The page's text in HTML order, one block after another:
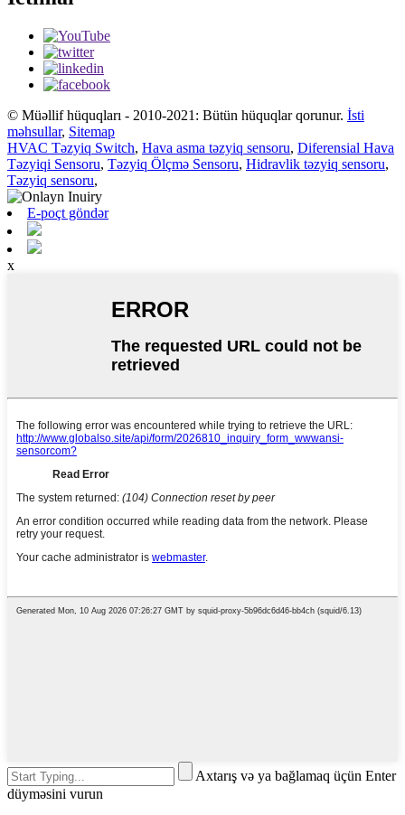
© Müəllif hüquqları - 2010-2021: Bütün hüquqlar qorunur. İsti
məhsullar, Sitemap
HVAC Təzyiq Switch, Hava asma təzyiq sensoru, Diferensial Hava
Təzyiqi Sensoru, Təzyiq Ölçmə Sensoru, Hidravlik təzyiq sensoru,
Təzyiq sensoru,
E-poçt göndər
x
Axtarış və ya bağlamaq üçün Enter
düyməsini vurun